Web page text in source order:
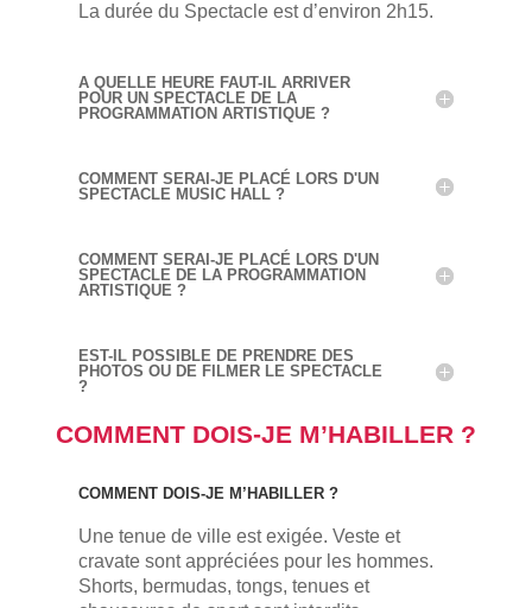
La durée du Spectacle est d’environ 2h15.
A QUELLE HEURE FAUT-IL ARRIVER
POUR UN SPECTACLE DE LA
PROGRAMMATION ARTISTIQUE ?
COMMENT SERAI-JE PLACÉ LORS D'UN
SPECTACLE MUSIC HALL ?
COMMENT SERAI-JE PLACÉ LORS D'UN
SPECTACLE DE LA PROGRAMMATION
ARTISTIQUE ?
EST-IL POSSIBLE DE PRENDRE DES
PHOTOS OU DE FILMER LE SPECTACLE
?
COMMENT DOIS-JE M’HABILLER ?
COMMENT DOIS-JE M’HABILLER ?
Une tenue de ville est exigée. Veste et
cravate sont appréciées pour les hommes.
Shorts, bermudas, tongs, tenues et